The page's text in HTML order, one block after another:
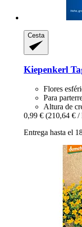
Cesta
Kiepenkerl
Flores
Para
Altura de
0,99 € (210,64 € /
Entrega hasta el